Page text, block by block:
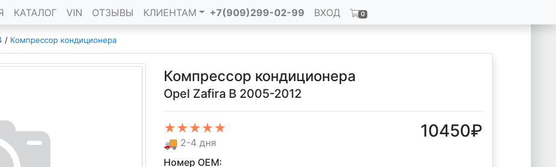
КАТАЛОГ VIN ОТЗЫВЫ КЛИЕНТАМ +7(909)299-02-99 ВХОД 0
/ Компрессор кондиционера
Компрессор кондиционера
Opel Zafira B 2005-2012
★★★★★
🚚 2-4 дня
10450₽
Номер OEM: